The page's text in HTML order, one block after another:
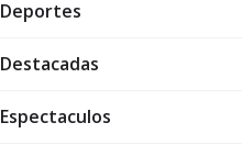
Deportes
Destacadas
Espectaculos